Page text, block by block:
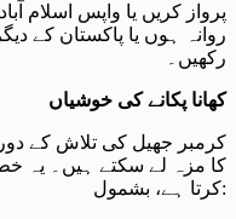
پرواز کریں یا واپس اسلام
روانہ ہوں یا پاکستان کے
رکھیں۔
کھانا پکانے کی خوشیاں
کرمبر جھیل کی تلاش کے
کا مزہ لے سکتے ہیں۔ یہ
کرتا ہے، بشمول: